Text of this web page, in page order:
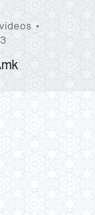
videos